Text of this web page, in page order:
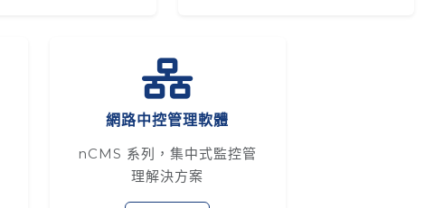
網路中控管理軟體
nCMS 系列，集中式監控管
理解決方案